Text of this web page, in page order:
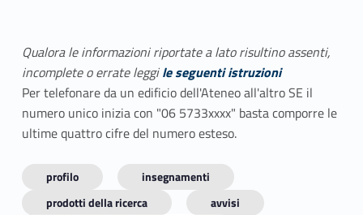
Qualora le informazioni riportate a lato risultino assenti,
incomplete o errate leggile seguenti istruzioni
Per telefonare da un edificio dell'Ateneo all'altro SE il
numero unico inizia con "06 5733xxxx" basta comporre le
ultime quattro cifre del numero esteso.
profilo
insegnamenti
prodotti della ricerca
avvisi